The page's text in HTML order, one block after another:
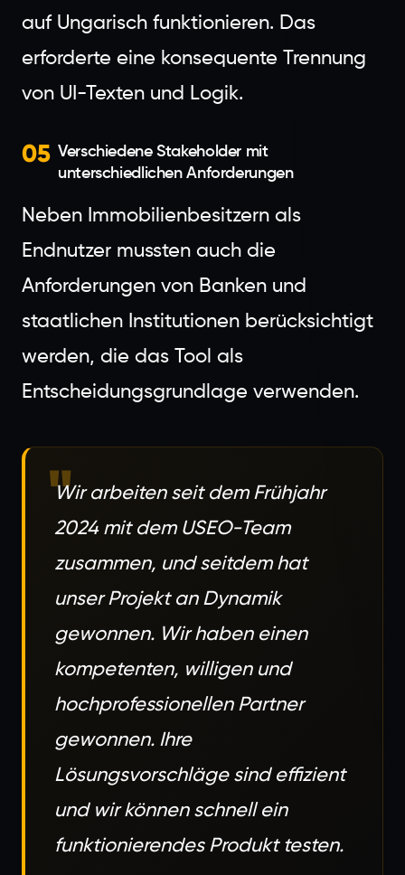
auf Ungarisch funktionieren. Das
erforderte eine konsequente Trennung
von UI-Texten und Logik.
05 Verschiedene Stakeholder mit
unterschiedlichen Anforderungen
Neben Immobilienbesitzern als
Endnutzer mussten auch die
Anforderungen von Banken und
staatlichen Institutionen berücksichtigt
werden, die das Tool als
Entscheidungsgrundlage verwenden.
"
Wir arbeiten seit dem Frühjahr
2024 mit dem USEO-Team
zusammen, und seitdem hat
unser Projekt an Dynamik
gewonnen. Wir haben einen
kompetenten, willigen und
hochprofessionellen Partner
gewonnen. Ihre
Lösungsvorschläge sind effizient
und wir können schnell ein
funktionierendes Produkt testen.